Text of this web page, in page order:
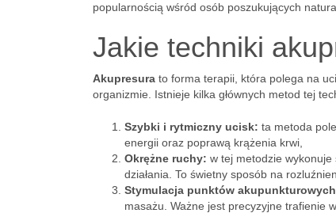
popularnością wśród osób poszukujących
Jakie techniki
Akupresura to forma terapii, która polega na
organizmie. Istnieje kilka głównych metod tej
Szybki i rytmiczny ucisk: ta metoda
energii oraz poprawą krążenia krwi,
Okrężne ruchy: w tej metodzie
działania. To świetny sposób na
Stymulacja punktów
masażu. Ważne jest precyzyjne trafienie